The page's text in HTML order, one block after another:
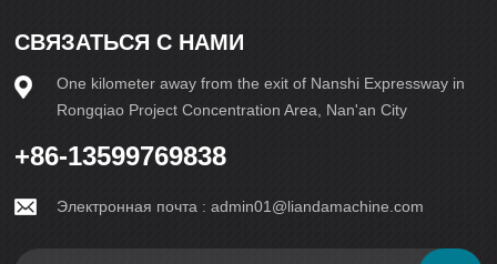
СВЯЗАТЬСЯ С НАМИ
One kilometer away from the exit of Nanshi Expressway in
Rongqiao Project Concentration Area, Nan'an City
+86-13599769838
Электронная почта :admin01@liandamachine.com